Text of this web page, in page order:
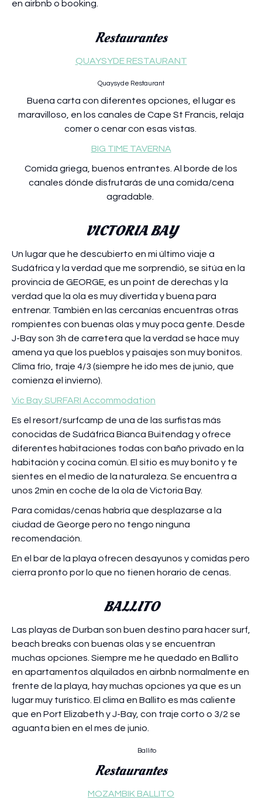
en airbnb o booking.
Restaurantes
QUAYSYDE RESTAURANT
Quaysyde Restaurant
Buena carta con diferentes opciones, el lugar es
maravilloso, en los canales de Cape St Francis, relaja
comer o cenar con esas vistas.
BIG TIME TAVERNA
Comida griega, buenos entrantes. Al borde de los
canales dónde disfrutarás de una comida/cena
agradable.
VICTORIA BAY
Un lugar que he descubierto en mi último viaje a
Sudáfrica y la verdad que me sorprendió, se sitúa en la
provincia de GEORGE, es un point de derechas y la
verdad que la ola es muy divertida y buena para
entrenar. También en las cercanías encuentras otras
rompientes con buenas olas y muy poca gente. Desde
J-Bay son 3h de carretera que la verdad se hace muy
amena ya que los pueblos y paisajes son muy bonitos.
Clima frío, traje 4/3 (siempre he ido mes de junio, que
comienza el invierno).
Vic Bay SURFARI Accommodation
Es el resort/surfcamp de una de las surfistas más
conocidas de Sudáfrica Bianca Buitendag y ofrece
diferentes habitaciones todas con baño privado en la
habitación y cocina común. El sitio es muy bonito y te
sientes en el medio de la naturaleza. Se encuentra a
unos 2min en coche de la ola de Victoria Bay.
Para comidas/cenas habría que desplazarse a la
ciudad de George pero no tengo ninguna
recomendación.
En el bar de la playa ofrecen desayunos y comidas pero
cierra pronto por lo que no tienen horario de cenas.
BALLITO
Las playas de Durban son buen destino para hacer surf,
beach breaks con buenas olas y se encuentran
muchas opciones. Siempre me he quedado en Ballito
en apartamentos alquilados en airbnb normalmente en
frente de la playa, hay muchas opciones ya que es un
lugar muy turístico. El clima en Ballito es más caliente
que en Port Elizabeth y J-Bay, con traje corto o 3/2 se
aguanta bien en el mes de junio.
Ballito
Restaurantes
MOZAMBIK BALLITO